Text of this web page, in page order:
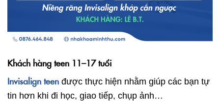
Khách hàng teen 11–17 tuổi
Invisalign teen được thực hiện nhằm giúp các bạn tự
tin hơn khi đi học, giao tiếp, chụp ảnh…